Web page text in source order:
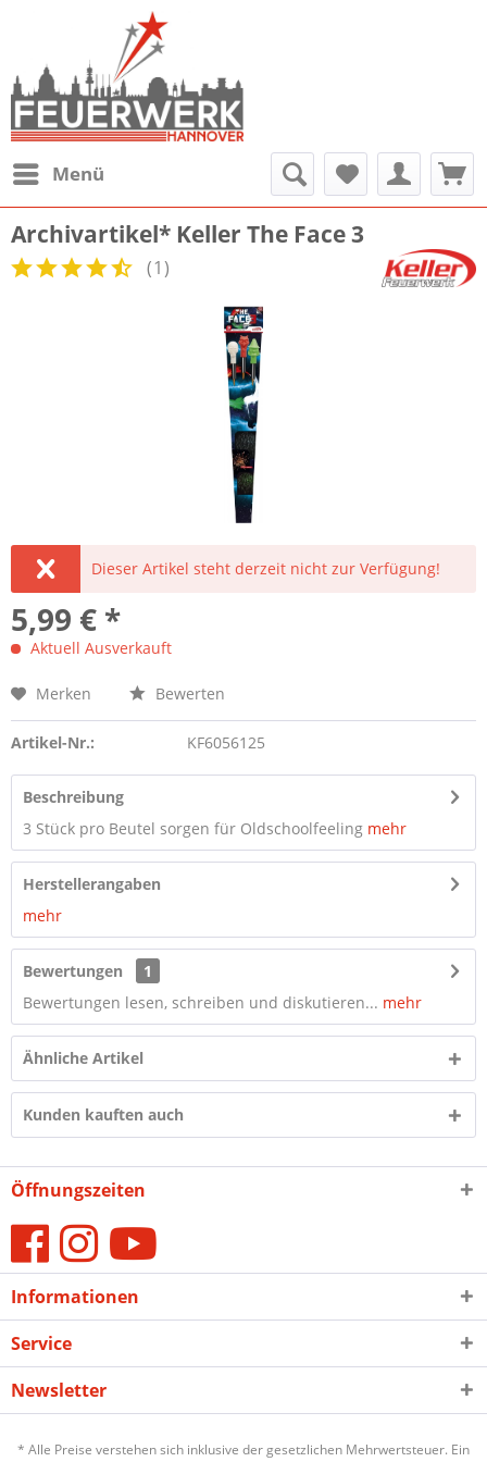
Menü
Archivartikel* Keller The Face 3
(1)
Dieser Artikel steht derzeit nicht zur Verfügung!
5,99 € *
Aktuell Ausverkauft
Merken Bewerten
Artikel-Nr.: KF6056125
Beschreibung
3 Stück pro Beutel sorgen für Oldschoolfeeling mehr
Herstellerangaben
mehr
Bewertungen
1
Bewertungen lesen, schreiben und diskutieren... mehr
Ähnliche Artikel
Kunden kauften auch
Öffnungszeiten
Informationen
Service
Newsletter
* Alle Preise verstehen sich inklusive der gesetzlichen Mehrwertsteuer. Ein